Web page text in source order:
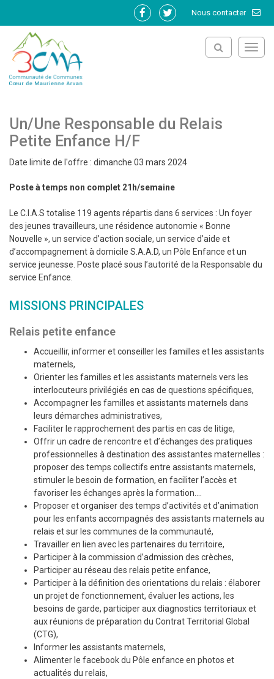
Nous contacter
Lien
Lien
Un/Une Responsable du Relais
Petite Enfance H/F
Date limite de l'offre : dimanche 03 mars 2024
Poste à temps non complet 21h/semaine
Le C.I.A.S totalise 119 agents répartis dans 6 services : Un foyer
des jeunes travailleurs, une résidence autonomie « Bonne
Nouvelle », un service d’action sociale, un service d’aide et
d’accompagnement à domicile S.A.A.D, un Pôle Enfance et un
service jeunesse. Poste placé sous l’autorité de la Responsable du
service Enfance.
MISSIONS PRINCIPALES
Relais petite enfance
Accueillir, informer et conseiller les familles et les assistants
maternels,
Orienter les familles et les assistants maternels vers les
interlocuteurs privilégiés en cas de questions spécifiques,
Accompagner les familles et assistants maternels dans
leurs démarches administratives,
Faciliter le rapprochement des partis en cas de litige,
Offrir un cadre de rencontre et d’échanges des pratiques
professionnelles à destination des assistantes maternelles :
proposer des temps collectifs entre assistants maternels,
stimuler le besoin de formation, en faciliter l’accès et
favoriser les échanges après la formation….
Proposer et organiser des temps d’activités et d’animation
pour les enfants accompagnés des assistants maternels au
relais et sur les communes de la communauté,
Travailler en lien avec les partenaires du territoire,
Participer à la commission d’admission des crèches,
Participer au réseau des relais petite enfance,
Participer à la définition des orientations du relais : élaborer
un projet de fonctionnement, évaluer les actions, les
besoins de garde, participer aux diagnostics territoriaux et
aux réunions de préparation du Contrat Territorial Global
(CTG),
Informer les assistants maternels,
Alimenter le facebook du Pôle enfance en photos et
actualités du relais,